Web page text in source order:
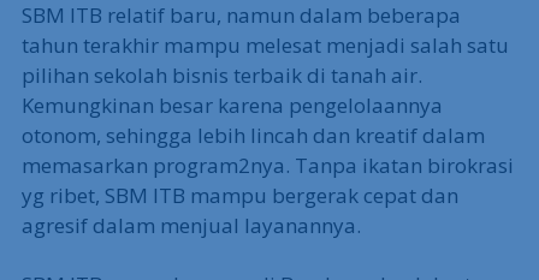
SBM ITB relatif baru, namun dalam beberapa
tahun terakhir mampu melesat menjadi salah satu
pilihan sekolah bisnis terbaik di tanah air.
Kemungkinan besar karena pengelolaannya
otonom, sehingga lebih lincah dan kreatif dalam
memasarkan program2nya. Tanpa ikatan birokrasi
yg ribet, SBM ITB mampu bergerak cepat dan
agresif dalam menjual layanannya.